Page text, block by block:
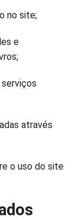
no site;
e
serviços
através
o uso do site